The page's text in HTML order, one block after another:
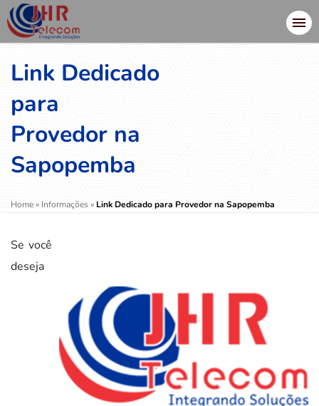
Link Dedicado
para
Provedor na
Sapopemba
Home» Informações» Link Dedicado para Provedor na Sapopemba
Se você
deseja